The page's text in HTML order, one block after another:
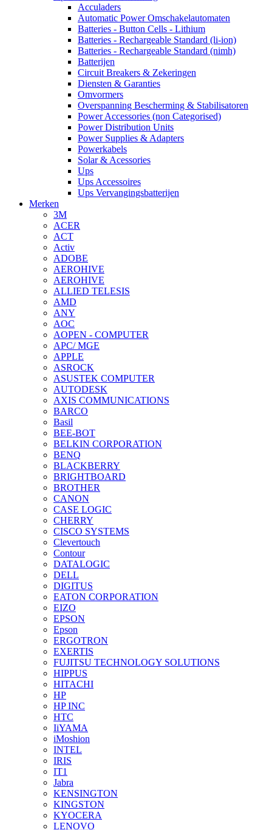
Acculaders
Automatic Power Omschakelautomaten
Batteries - Button Cells - Lithium
Batteries - Rechargeable Standard (li-ion)
Batteries - Rechargeable Standard (nimh)
Batterijen
Circuit Breakers & Zekeringen
Diensten & Garanties
Omvormers
Overspanning Bescherming & Stabilisatoren
Power Accessories (non Categorised)
Power Distribution Units
Power Supplies & Adapters
Powerkabels
Solar & Acessories
Ups
Ups Accessoires
Ups Vervangingsbatterijen
Merken
3M
ACER
ACT
Activ
ADOBE
AEROHIVE
AEROHIVE
ALLIED TELESIS
AMD
ANY
AOC
AOPEN - COMPUTER
APC/ MGE
APPLE
ASROCK
ASUSTEK COMPUTER
AUTODESK
AXIS COMMUNICATIONS
BARCO
Basil
BEE-BOT
BELKIN CORPORATION
BENQ
BLACKBERRY
BRIGHTBOARD
BROTHER
CANON
CASE LOGIC
CHERRY
CISCO SYSTEMS
Clevertouch
Contour
DATALOGIC
DELL
DIGITUS
EATON CORPORATION
EIZO
EPSON
Epson
ERGOTRON
EXERTIS
FUJITSU TECHNOLOGY SOLUTIONS
HIPPUS
HITACHI
HP
HP INC
HTC
IiYAMA
iMoshion
INTEL
IRIS
IT1
Jabra
KENSINGTON
KINGSTON
KYOCERA
LENOVO